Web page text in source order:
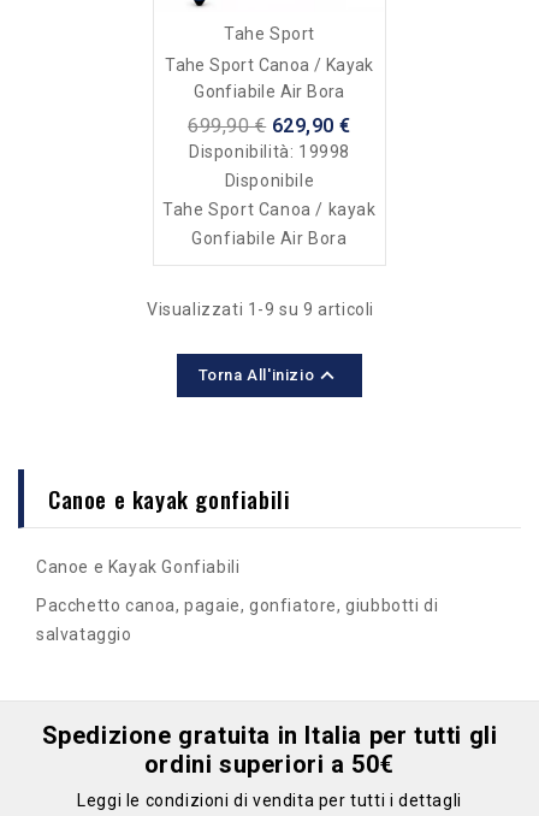
Tahe Sport
Tahe Sport Canoa / Kayak
Gonfiabile Air Bora
699,90 € 629,90 €
Disponibilità: 19998
Disponibile
Tahe Sport Canoa / kayak
Gonfiabile Air Bora
Visualizzati 1-9 su 9 articoli
Torna All'inizio 
Canoe e kayak gonfiabili
Canoe e Kayak Gonfiabili
Pacchetto canoa, pagaie, gonfiatore, giubbotti di
salvataggio
Spedizione gratuita in Italia per tutti gli
ordini superiori a 50€
Leggi le condizioni di vendita per tutti i dettagli